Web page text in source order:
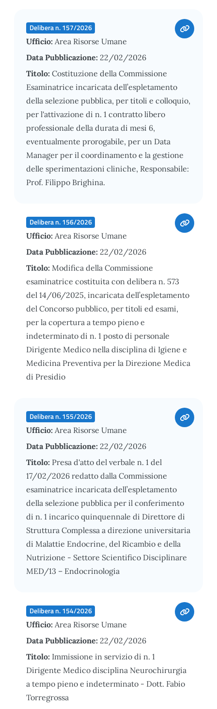
Delibera n. 157/2026
Ufficio: Area Risorse Umane
Data Pubblicazione: 22/02/2026
Titolo: Costituzione della Commissione
Esaminatrice incaricata dell’espletamento
della selezione pubblica, per titoli e colloquio,
per l'attivazione di n. 1 contratto libero
professionale della durata di mesi 6,
eventualmente prorogabile, per un Data
Manager per il coordinamento e la gestione
delle sperimentazioni cliniche, Responsabile:
Prof. Filippo Brighina.
Delibera n. 156/2026
Ufficio: Area Risorse Umane
Data Pubblicazione: 22/02/2026
Titolo: Modifica della Commissione
esaminatrice costituita con delibera n. 573
del 14/06/2025, incaricata dell’espletamento
del Concorso pubblico, per titoli ed esami,
per la copertura a tempo pieno e
indeterminato di n. 1 posto di personale
Dirigente Medico nella disciplina di Igiene e
Medicina Preventiva per la Direzione Medica
di Presidio
Delibera n. 155/2026
Ufficio: Area Risorse Umane
Data Pubblicazione: 22/02/2026
Titolo: Presa d'atto del verbale n. 1 del
17/02/2026 redatto dalla Commissione
esaminatrice incaricata dell’espletamento
della selezione pubblica per il conferimento
di n. 1 incarico quinquennale di Direttore di
Struttura Complessa a direzione universitaria
di Malattie Endocrine, del Ricambio e della
Nutrizione - Settore Scientifico Disciplinare
MED/13 – Endocrinologia
Delibera n. 154/2026
Ufficio: Area Risorse Umane
Data Pubblicazione: 22/02/2026
Titolo: Immissione in servizio di n. 1
Dirigente Medico disciplina Neurochirurgia
a tempo pieno e indeterminato - Dott. Fabio
Torregrossa